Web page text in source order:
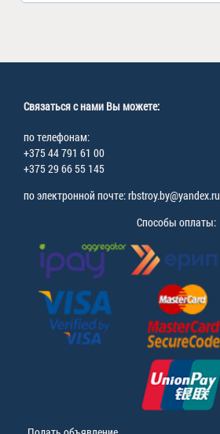
Связаться с нами Вы можете:
по телефонам:
+375 44 791 61 00
+375 29 66 55 145
по электронной почте: rbstroy.by@yandex.ru
Способы оплаты: